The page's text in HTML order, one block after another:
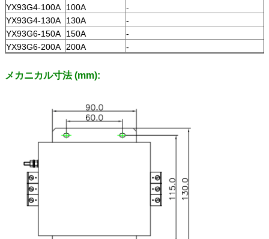
YX93G4-100A
100A
-
YX93G4-130A
130A
-
YX93G6-150A
150A
-
YX93G6-200A
200A -
メカニカル寸法 (mm):